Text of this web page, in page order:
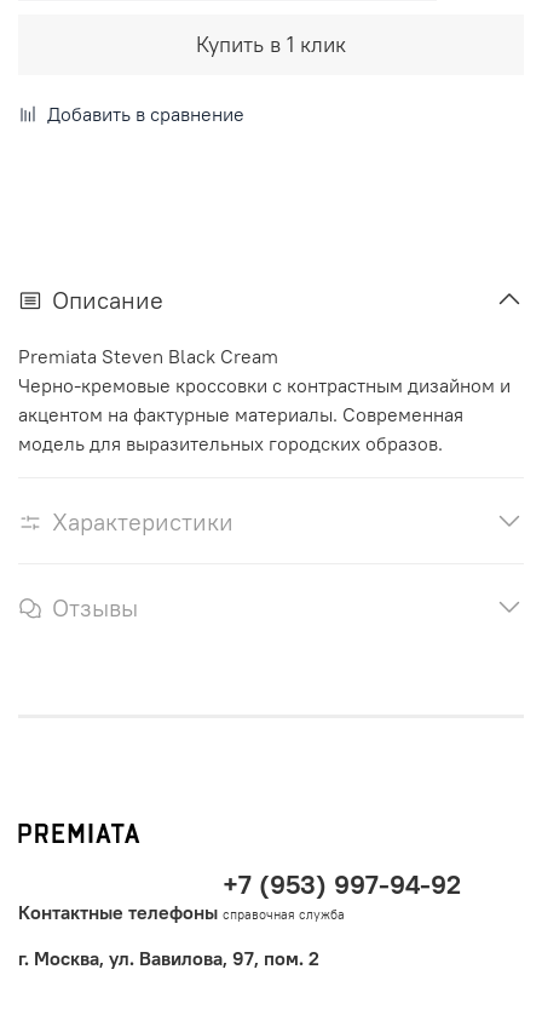
Купить в 1 клик
Добавить в сравнение
Описание
Premiata Steven Black Cream
Черно-кремовые кроссовки с контрастным дизайном и
акцентом на фактурные материалы. Современная
модель для выразительных городских образов.
Характеристики
Отзывы
Контактные телефоны
+7 (953) 997-94-92
справочная служба
г. Москва, ул. Вавилова, 97, пом. 2